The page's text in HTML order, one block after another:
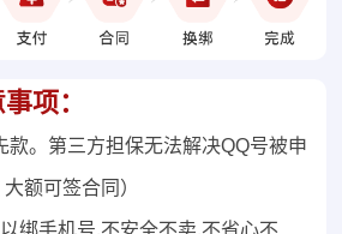
项：
款。第三方担保无法解决QQ号被申
额可签合同）
绑手机号,不安全不卖,不省心不